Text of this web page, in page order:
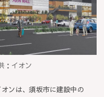
イオン
ンは、須坂市に建設中の